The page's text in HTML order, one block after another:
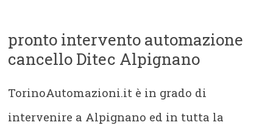
pronto intervento automazione
cancello Ditec Alpignano
TorinoAutomazioni.it è in grado di
intervenire a Alpignano ed in tutta la